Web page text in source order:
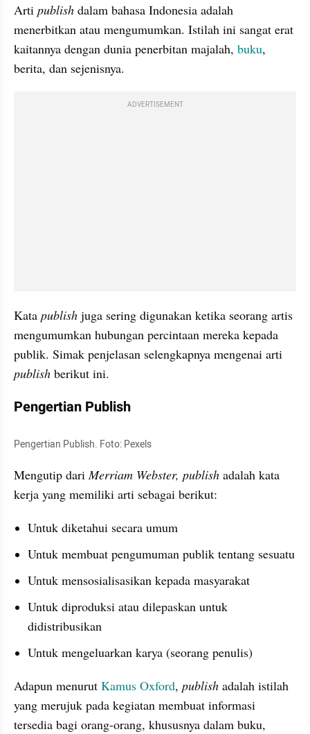
Arti publish dalam bahasa Indonesia adalah
menerbitkan atau mengumumkan. Istilah ini sangat erat
kaitannya dengan dunia penerbitan majalah, buku,
berita, dan sejenisnya.
ADVERTISEMENT
Kata publish juga sering digunakan ketika seorang artis
mengumumkan hubungan percintaan mereka kepada
publish berikut ini.
Pengertian Publish
Pengertian Publish. Foto: Pexels
Mengutip dari Merriam Webster, publish adalah kata
kerja yang memiliki arti sebagai berikut:
Untuk diketahui secara umum
Untuk membuat pengumuman publik tentang sesuatu
Untuk mensosialisasikan kepada masyarakat
Untuk diproduksi atau dilepaskan untuk
didistribusikan
Untuk mengeluarkan karya (seorang penulis)
Adapun menurut Kamus Oxford, publish adalah istilah
yang merujuk pada kegiatan membuat informasi
tersedia bagi orang-orang, khususnya dalam buku,